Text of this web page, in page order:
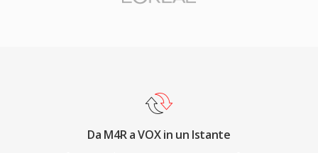
Da M4R a VOX in un Istante